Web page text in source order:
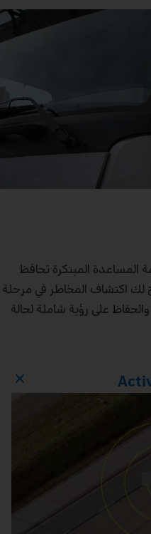
المساعدة المبتكرة تحافظ
اكتشاف المخاطر في مرحلة
على رؤية شاملة لحالة